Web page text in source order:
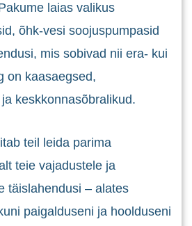
laias valikus
õhk-vesi soojuspumpasid
mis sobivad nii era- kui
on kaasaegsed,
keskkonnasõbralikud.
teil leida parima
teie vajadustele ja
täislahendusi – alates
paigalduseni ja hoolduseni